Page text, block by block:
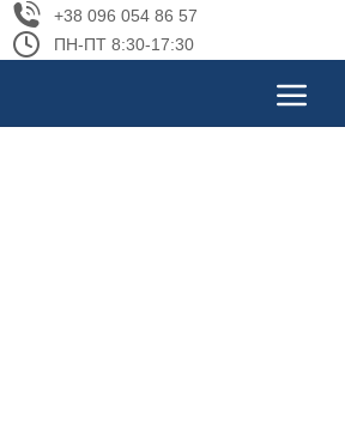
+38 096 054 86 57
ПН-ПТ 8:30-17:30